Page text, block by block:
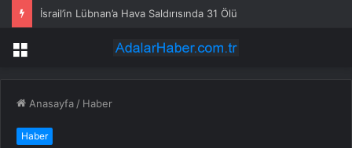
İsrail’in Lübnan’a Hava Saldırısında 31 Ölü
Menü
Anasayfa / Haber
Haber